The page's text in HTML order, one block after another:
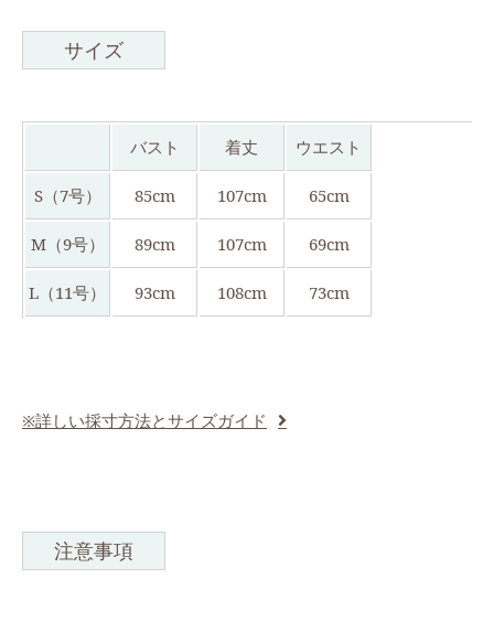
サイズ
バスト 着丈 ウエスト
S（7号） 85cm 107cm 65cm
M（9号） 89cm 107cm 69cm
L（11号） 93cm 108cm 73cm
※詳しい採寸方法とサイズガイド
注意事項